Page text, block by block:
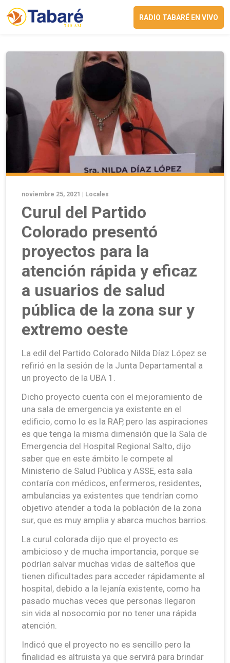
RADIO TABARÉ EN VIVO
noviembre 25, 2021 | Locales
Curul del Partido
Colorado presentó
proyectos para la
atención rápida y eficaz
a usuarios de salud
pública de la zona sur y
extremo oeste
La edil del Partido Colorado Nilda Díaz López se
refirió en la sesión de la Junta Departamental a
un proyecto de la UBA 1.
Dicho proyecto cuenta con el mejoramiento de
una sala de emergencia ya existente en el
edificio, como lo es la RAP, pero las aspiraciones
es que tenga la misma dimensión que la Sala de
Emergencia del Hospital Regional Salto, dijo
saber que en este ámbito le compete al
Ministerio de Salud Pública y ASSE, esta sala
contaría con médicos, enfermeros, residentes,
ambulancias ya existentes que tendrían como
objetivo atender a toda la población de la zona
sur, que es muy amplia y abarca muchos barrios.
La curul colorada dijo que el proyecto es
ambicioso y de mucha importancia, porque se
podrían salvar muchas vidas de salteños que
tienen dificultades para acceder rápidamente al
hospital, debido a la lejanía existente, como ha
pasado muchas veces que personas llegaron
sin vida al nosocomio por no tener una rápida
atención.
Indicó que el proyecto no es sencillo pero la
finalidad es altruista ya que servirá para brindar